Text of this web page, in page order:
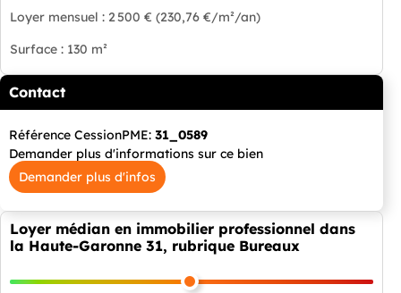
Loyer mensuel : 2 500 € (230,76 €/m²/an)
Surface : 130 m²
Contact
Référence CessionPME: 31_0589
Demander plus d'informations sur ce bien
Demander plus d'infos
Loyer médian en immobilier professionnel dans
la Haute-Garonne 31, rubrique Bureaux